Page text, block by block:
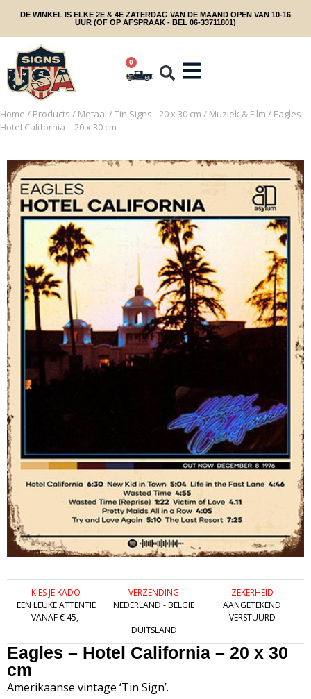
DE WINKEL IS ELKE 2E & 4E ZATERDAG VAN DE MAAND OPEN VAN 10-16
UUR (OF OP AFSPRAAK - BEL 06-33711801)
0
Home / Products / Metaal /Tin Signs - 20 x 30 cm / Muziek & Film / Eagles –
Hotel California – 20 x 30 cm
KIES JE KADO
EEN LEUKE ATTENTIE
VANAF € 45,-
VERZENDING
NEDERLAND - BELGIE
-
DUITSLAND
ZEKERHEID
AANGETEKEND
VERSTUURD
Eagles – Hotel California – 20 x 30
cm
Amerikaanse vintage ‘Tin Sign’.